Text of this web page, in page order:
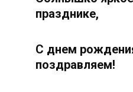
празднике,
С днем
поздравляем!